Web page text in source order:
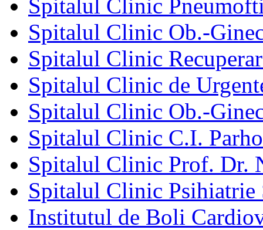
Spitalul Clinic
Spitalul Clinic Ob.-
Spitalul Clinic
Spitalul Clinic de
Spitalul Clinic Ob.-
Spitalul Clinic C.I.
Spitalul Clinic Prof. Dr.
Spitalul Clinic Psihiatrie
Institutul de Boli